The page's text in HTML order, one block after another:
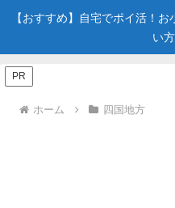
【おすすめ】自宅でポイ活！
い
PR
ホーム 四国地方